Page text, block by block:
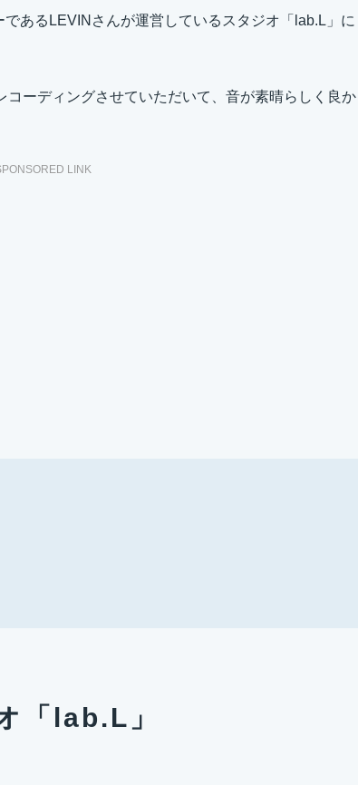
あるLEVINさんが運営しているスタジオ「lab.L」に
コーディングさせていただいて、音が素晴らしく良か
LINK
「lab.L」